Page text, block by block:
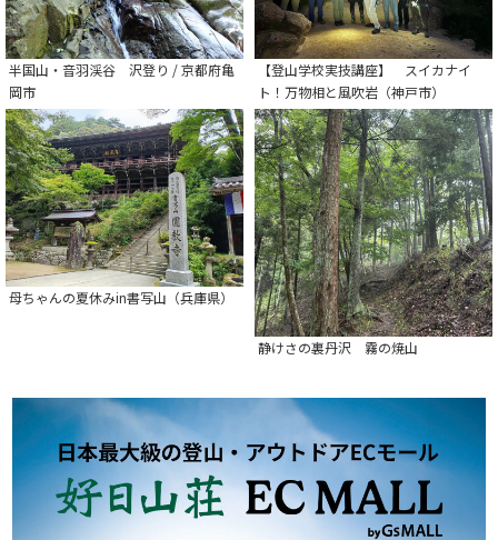
半国山・音羽渓谷 沢登り / 京都府亀
岡市
【登山学校実技講座】 スイカナイ
ト！万物相と風吹岩（神戸市）
母ちゃんの夏休みin書写山（兵庫県）
静けさの裏丹沢 霧の焼山